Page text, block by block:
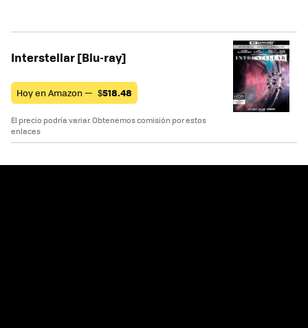
Interstellar [Blu-ray]
Hoy en Amazon — $518.48
El precio podría variar. Obtenemos comisión por estos
enlaces